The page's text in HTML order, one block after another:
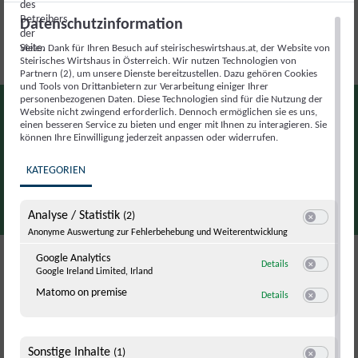
„Francis“ serviert wird. Es geht dabei nie um
Effekthascherei, sondern um handwerkliche Qualität und
eine Küche, die nahbar bleibt und trotzdem überrascht.
"Einer der schönsten Momente war unser
erstes vollbesetztes Gastzimmer nach dem
wussten: Es war richtig
Annemarie und Michael Gauster
Wer den Kreuzwirt besucht, spürt rasch: Hier wird mit Liebe
Datenschutzinformation
Vielen Dank für Ihren Besuch auf steirischeswirtshaus.at, der Website von
Steirisches Wirtshaus in Österreich. Wir nutzen Technologien von
Partnern (2), um unsere Dienste bereitzustellen. Dazu gehören Cookies
und Tools von Drittanbietern zur Verarbeitung einiger Ihrer
personenbezogenen Daten. Diese Technologien sind für die Nutzung der
Website nicht zwingend erforderlich. Dennoch ermöglichen sie es uns,
einen besseren Service zu bieten und enger mit Ihnen zu interagieren. Sie
können Ihre Einwilligung jederzeit anpassen oder widerrufen.
KATEGORIEN
Analyse / Statistik (2)
Anonyme Auswertung zur Fehlerbehebung und Weiterentwicklung
Google Analytics
Google Ireland Limited, Irland
Details zu Google
Matomo on premise
Details zu Matomo on
Sonstige Inhalte (1)